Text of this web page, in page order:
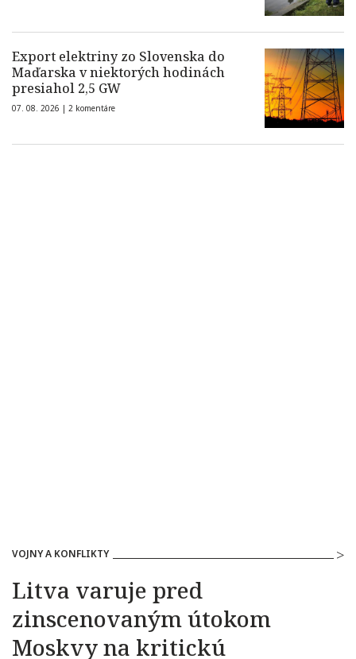
Export elektriny zo Slovenska do
Maďarska v niektorých hodinách
presiahol 2,5 GW
07. 08. 2026 | 2 komentáre
VOJNY A KONFLIKTY
Litva varuje pred
zinscenovaným útokom
Moskvy na kritickú